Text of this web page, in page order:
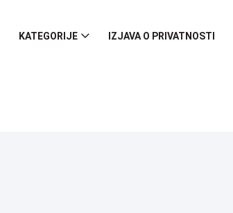
KATEGORIJE IZJAVA O PRIVATNOSTI